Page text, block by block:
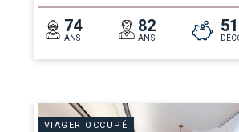
74
ANS
82
ANS
VIAGER OCCUPÉ